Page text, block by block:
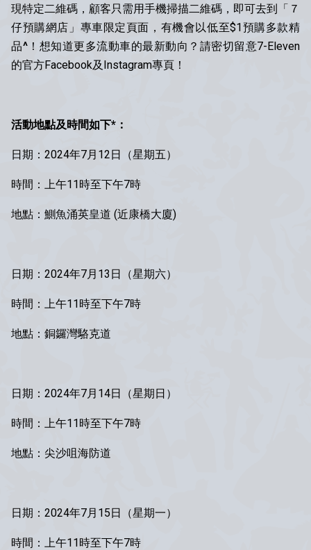
現特定二維碼，顧客只需用手機掃描二維碼，即可去到「７
仔預購網店」專車限定頁面，有機會以低至$1預購多款精
品^！想知道更多流動車的最新動向？請密切留意7-Eleven
的官方Facebook及Instagram專頁！
活動地點及時間如下*：
日期：2024年7月12日（星期五）
時間：上午11時至下午7時
地點：鰂魚涌英皇道 (近康橋大廈)
日期：2024年7月13日（星期六）
時間：上午11時至下午7時
地點：銅鑼灣駱克道
日期：2024年7月14日（星期日）
時間：上午11時至下午7時
地點：尖沙咀海防道
日期：2024年7月15日（星期一）
時間：上午11時至下午7時